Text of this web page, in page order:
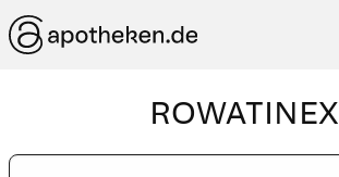
ROWATINEX
Arzneimittelname